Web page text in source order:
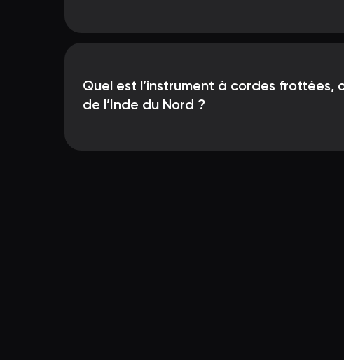
Quel est l’instrument à cordes frottées,
de l’Inde du Nord ?